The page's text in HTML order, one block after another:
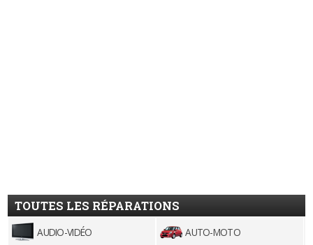
TOUTES LES RÉPARATIONS
AUDIO-VIDÉO AUTO-MOTO